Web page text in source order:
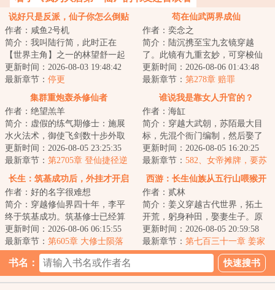
说好只是反派，仙子你怎么倒贴
了
作者：咸鱼2号机
简介：我叫陆行简，此时正在
【世界主角】之一的林望舒一起
历练，在我的协助下，林望舒即
将获得九境剑仙传...
更新时间：2026-08-03 19:48:42
最新章节： 停更
苟在仙武两界成仙
作者：奕念之
简介：陆沉携至宝九玄镜穿越
了。此镜有九重玄妙，可穿梭仙
武两界，一秒便可恢复%的生命
力。仗着九玄镜，...
更新时间：2026-08-06 01:43:48
最新章节： 第278章 赔罪
集群重炮轰杀修仙者
作者：绝望羔羊
简介：虚假的练气期修士：施展
水火法术，御使飞剑数十步外取
敌首级，富裕的还有一枚盾牌法
器，攻守兼备，...
更新时间：2026-08-05 23:25:35
最新章节： 第2705章 登仙捷径逆
天理
谁说我是靠女人升官的？
作者：海缸
简介：穿越大武朝，苏陌最大目
标，先混个衙门编制，然后娶了
巷子头的漂亮小寡妇。直至有一
日，他见到杀人...
更新时间：2026-08-05 16:20:25
最新章节： 582、女帝摊牌，要苏
陌当摄政王！
长生：筑基成功后，外挂才开启
作者：好的名字很难想
简介：穿越修仙界四十年，李平
终于筑基成功。筑基修士已经算
是修仙界的中层。李平深知以自
己的三灵根资质...
更新时间：2026-08-06 06:15:55
最新章节： 第605章 大修士陨落
西游：长生仙族从五行山喂猴开
作者：贰林
简介：姜义穿越古代世界，拓土
开荒，躬身种田，娶妻生子。原
想这便是此生注定，平淡且足
矣。偏是那五岁的...
更新时间：2026-08-05 20:59:58
最新章节： 第七百三十一章 姜家
太白，道会难入
书名：